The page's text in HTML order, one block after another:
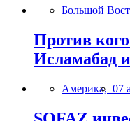
Большой
Против
Исламабад
Америка, 07